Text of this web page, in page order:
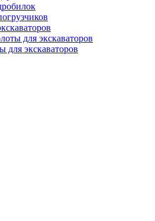
для экскаваторов
для экскаваторов